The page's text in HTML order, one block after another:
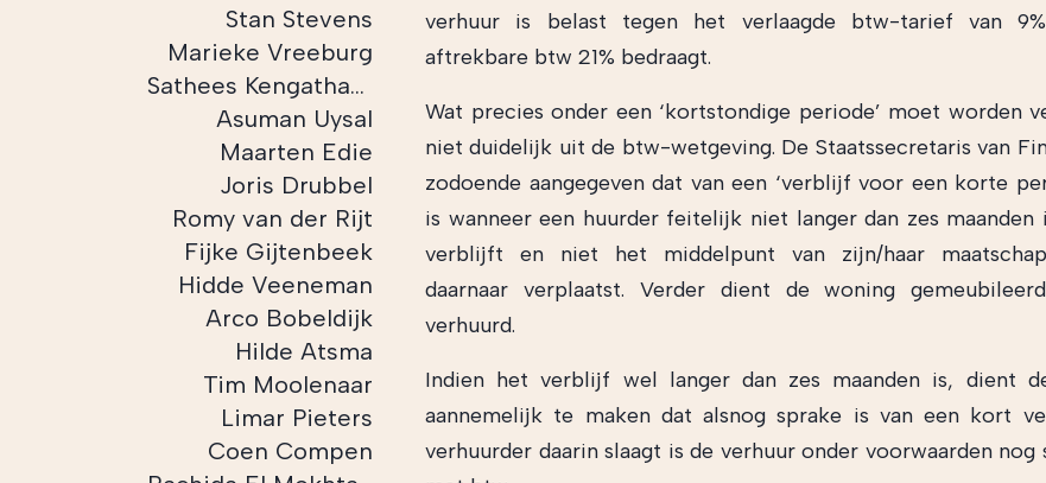
verhuur is belast tegen het verlaagde btw-tarief van
aftrekbare btw 21% bedraagt.
Wat precies onder een ‘kortstondige periode’ moet worden
niet duidelijk uit de btw-wetgeving. De Staatssecretaris van
zodoende aangegeven dat van een ‘verblijf voor een korte
is wanneer een huurder feitelijk niet langer dan zes maanden
verblijft en niet het middelpunt van zijn/haar
daarnaar verplaatst. Verder dient de woning
verhuurd.
Indien het verblijf wel langer dan zes maanden is, dient
aannemelijk te maken dat alsnog sprake is van een kort
verhuurder daarin slaagt is de verhuur onder voorwaarden nog
Stan Stevens
Marieke Vreeburg
Sathees Kengatharam
Asuman Uysal
Maarten Edie
Joris Drubbel
Romy van der Rijt
Fijke Gijtenbeek
Hidde Veeneman
Arco Bobeldijk
Hilde Atsma
Tim Moolenaar
Limar Pieters
Coen Compen